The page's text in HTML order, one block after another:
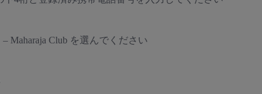
Maharaja Club を選んでください